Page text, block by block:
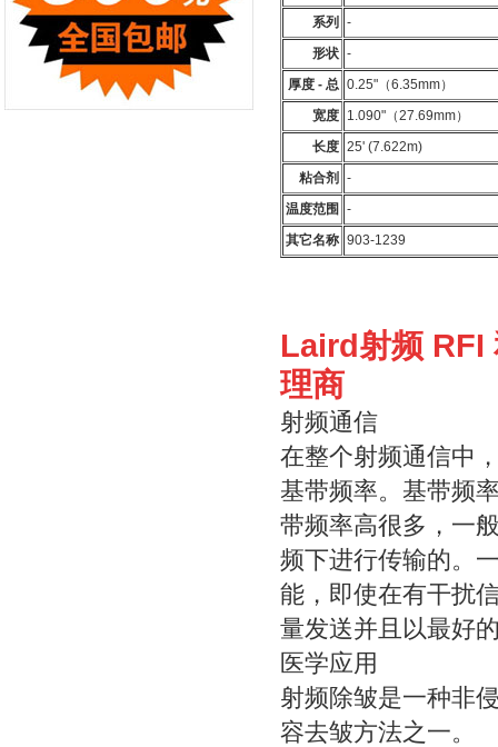
系列
-
形状 -
厚度 - 总 0.25"（6.35mm）
宽度 1.090"（27.69mm）
长度 25' (7.622m)
粘合剂
-
温度范围
-
其它名称 903-1239
Laird射频 RFI
理商
射频通信
在整个射频通信中
基带频率。基带频
带频率高很多，一
频下进行传输的。
能，即使在有干扰
量发送并且以最好
医学应用
射频除皱是一种非
容去皱方法之一。